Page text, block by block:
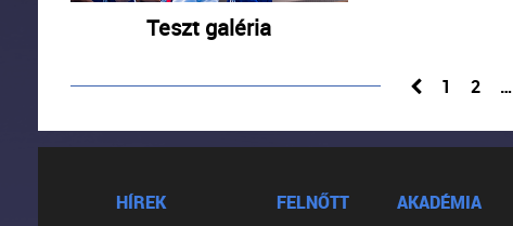
Teszt galéria
1 2 …
HÍREK
FELNŐTT
AKADÉMIA